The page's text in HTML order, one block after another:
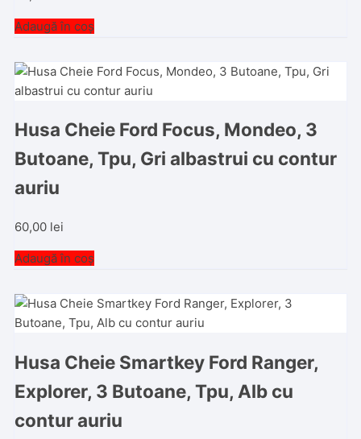
Adaugă în coș
Husa Cheie Ford Focus, Mondeo, 3
Butoane, Tpu, Gri albastrui cu contur
auriu
60,00 lei
Adaugă în coș
Husa Cheie Smartkey Ford Ranger,
Explorer, 3 Butoane, Tpu, Alb cu
contur auriu